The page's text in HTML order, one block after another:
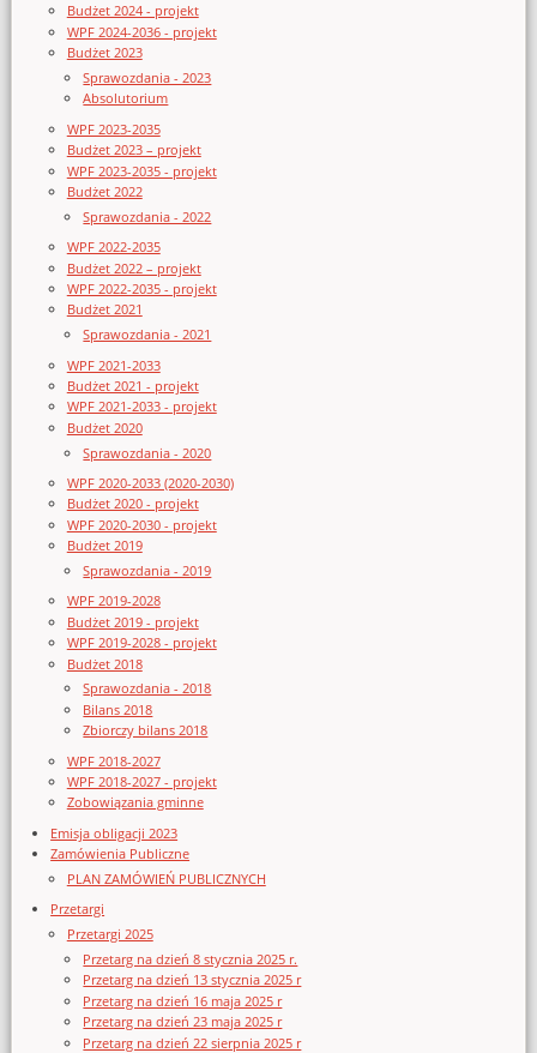
Budżet 2024 - projekt
WPF 2024-2036 - projekt
Budżet 2023
Sprawozdania - 2023
Absolutorium
WPF 2023-2035
Budżet 2023 – projekt
WPF 2023-2035 - projekt
Budżet 2022
Sprawozdania - 2022
WPF 2022-2035
Budżet 2022 – projekt
WPF 2022-2035 - projekt
Budżet 2021
Sprawozdania - 2021
WPF 2021-2033
Budżet 2021 - projekt
WPF 2021-2033 - projekt
Budżet 2020
Sprawozdania - 2020
WPF 2020-2033 (2020-2030)
Budżet 2020 - projekt
WPF 2020-2030 - projekt
Budżet 2019
Sprawozdania - 2019
WPF 2019-2028
Budżet 2019 - projekt
WPF 2019-2028 - projekt
Budżet 2018
Sprawozdania - 2018
Bilans 2018
Zbiorczy bilans 2018
WPF 2018-2027
WPF 2018-2027 - projekt
Zobowiązania gminne
Emisja obligacji 2023
Zamówienia Publiczne
PLAN ZAMÓWIEŃ PUBLICZNYCH
Przetargi
Przetargi 2025
Przetarg na dzień 8 stycznia 2025 r.
Przetarg na dzień 13 stycznia 2025 r
Przetarg na dzień 16 maja 2025 r
Przetarg na dzień 23 maja 2025 r
Przetarg na dzień 22 sierpnia 2025 r